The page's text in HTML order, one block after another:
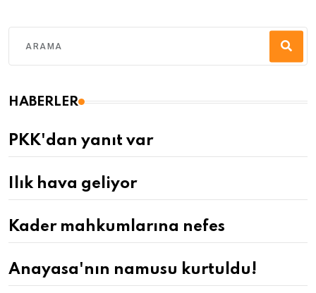
HABERLER
PKK'dan yanıt var
Ilık hava geliyor
Kader mahkumlarına nefes
Anayasa'nın namusu kurtuldu!